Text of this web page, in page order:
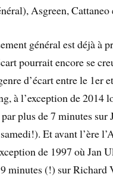
Asgreen, Cattaneo
général est déjà à
pourrait encore se
d’écart entre le 1er
à l’exception de 2014
plus de 7 minutes sur
Et avant l’ère
de 1997 où Jan
minutes (!) sur Richard